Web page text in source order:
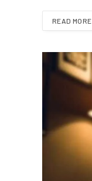
READ MORE